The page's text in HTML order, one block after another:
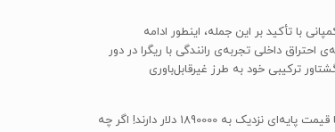
با تأکید بر این جمله، اینطور ادامه
داخلی تجربه‌ی رانندگی با ریگرا در دور
گشتاور ترکیبی خود به طرز غیرقابل‌باوری
برای شما در راه تحقق این جمله‌ی آخر آرزوی موفقیت می‌کنیم، البته قبل از آن بهتر است بدانید که تنها 80 عدد از ریگرا به تولید خواهد رسید که هر کدام از آن‌ها قیمت پایه‌ای نزدیک به 1890000 دلار دارند! اگر چه